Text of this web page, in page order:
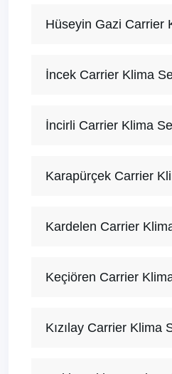
Hüseyin Gazi Carrier
İncek Carrier Klima
İncirli Carrier Klima
Karapürçek Carrier
Kardelen Carrier
Keçiören Carrier
Kızılay Carrier Klima